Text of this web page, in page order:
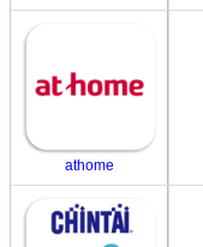
athome